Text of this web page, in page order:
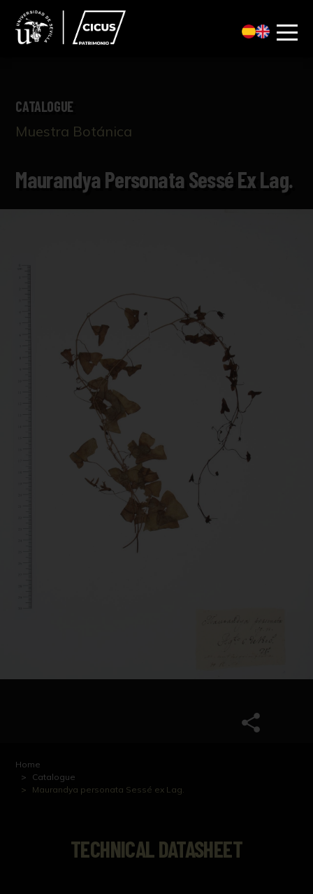
CATALOGUE
Muestra Botánica
Maurandya Personata Sessé Ex Lag.
Home
Catalogue
Maurandya personata Sessé ex Lag.
TECHNICAL DATASHEET